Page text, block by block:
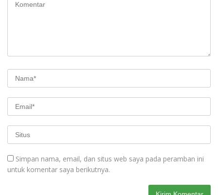
Simpan nama, email, dan situs web saya pada peramban ini
untuk komentar saya berikutnya.